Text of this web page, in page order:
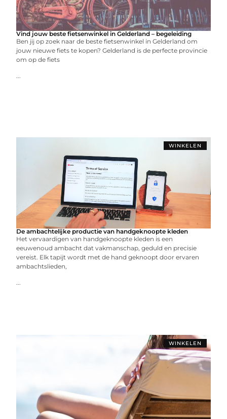
Vind jouw beste fietsenwinkel in Gelderland – begeleiding
Ben jij op zoek naar de beste fietsenwinkel in Gelderland om
jouw nieuwe fiets te kopen? Gelderland is de perfecte provincie
om op de fiets
...
WINKELEN
De ambachtelijke productie van handgeknoopte kleden
Het vervaardigen van handgeknoopte kleden is een
eeuwenoud ambacht dat vakmanschap, geduld en precisie
vereist. Elk tapijt wordt met de hand geknoopt door ervaren
ambachtslieden,
...
WINKELEN